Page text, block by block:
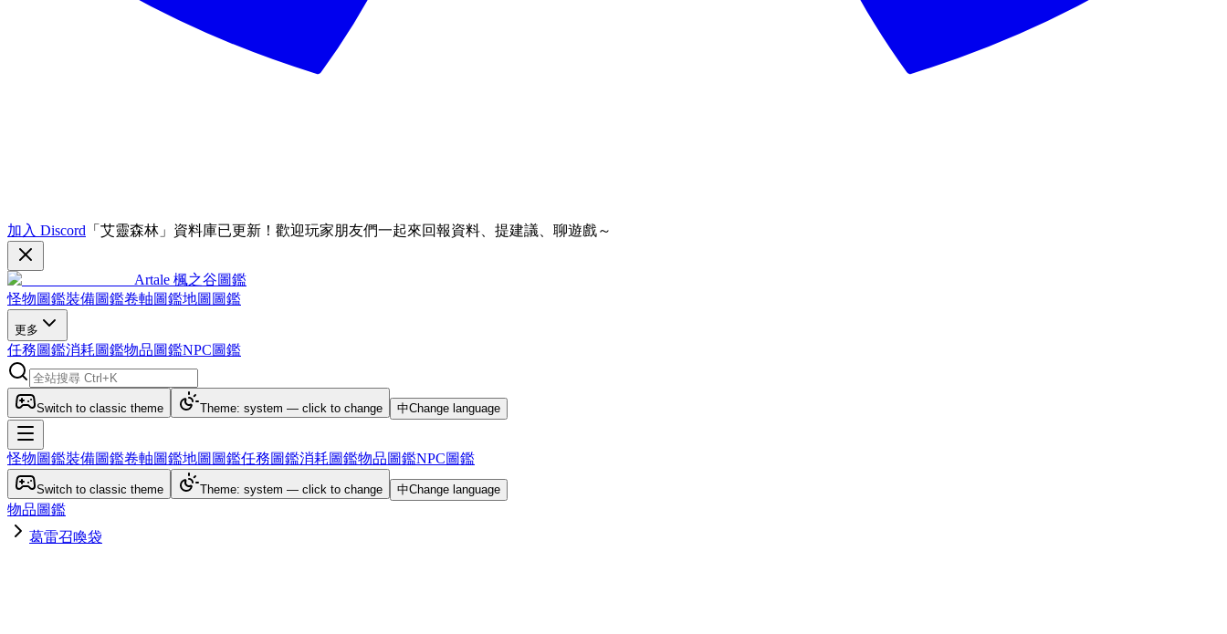
加入 Discord 「艾靈森林」資料庫已更新！歡迎玩家朋友們一起來回報資料、提建議、聊遊戲～
Artale 楓之谷圖鑑
怪物圖鑑裝備圖鑑卷軸圖鑑地圖圖鑑
更多
任務圖鑑消耗圖鑑物品圖鑑NPC圖鑑
Switch to classic theme Theme: system — click to change 中Change language
怪物圖鑑裝備圖鑑卷軸圖鑑地圖圖鑑任務圖鑑消耗圖鑑物品圖鑑NPC圖鑑
Switch to classic theme Theme: system — click to change 中Change language
物品圖鑑
葛雷召喚袋